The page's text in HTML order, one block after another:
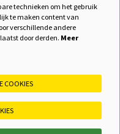
technieken om het gebruik
te maken content van
verschillende andere
door derden. Meer
COOKIES